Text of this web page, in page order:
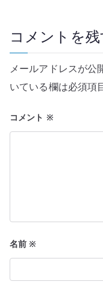
ー
シ
ョ
ン
コメントを残
メールアドレスが公
いている欄は必須項
コメント ※
名前※